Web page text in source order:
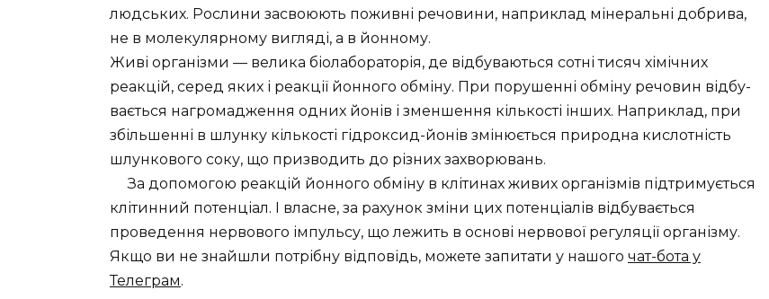
людських. Рослини засвоюють поживні речо­вини, наприклад мінеральні доб­рива,
не в молекулярному вигляді, а в йонному.
Живі організми — велика біолабораторія, де відбуваються сотні тисяч хімічних
реакцій, серед яких і реакції йонного обміну. При по­рушенні обміну речовин відбу­
вається нагромадження одних йонів і зменшення кількості інших. Наприклад, при
збільшенні в шлунку кількості гідроксид-йонів змінюється природна кислотність
шлункового соку, що призводить до різних захворювань.
За допомогою реакцій йонно­го обміну в клітинах живих організмів підтримується
клітин­ний потенціал. І власне, за раху­нок зміни цих потенціалів відбу­вається
проведення нервового імпульсу, що лежить в основі нер­вової регуляції організму.
Якщо ви не знайшли потрібну відповідь, можете запитати у нашого чат-бота у
Телеграм.